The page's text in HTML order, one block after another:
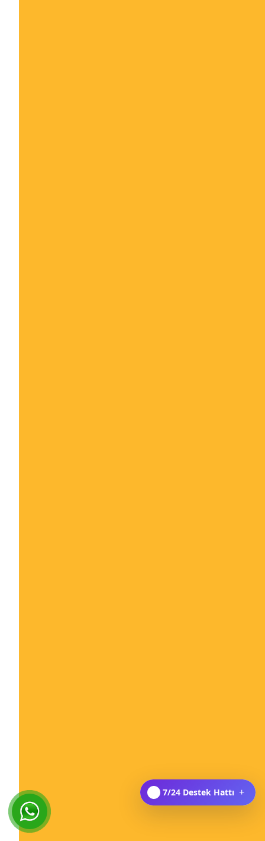
7/24 Destek Hattı +